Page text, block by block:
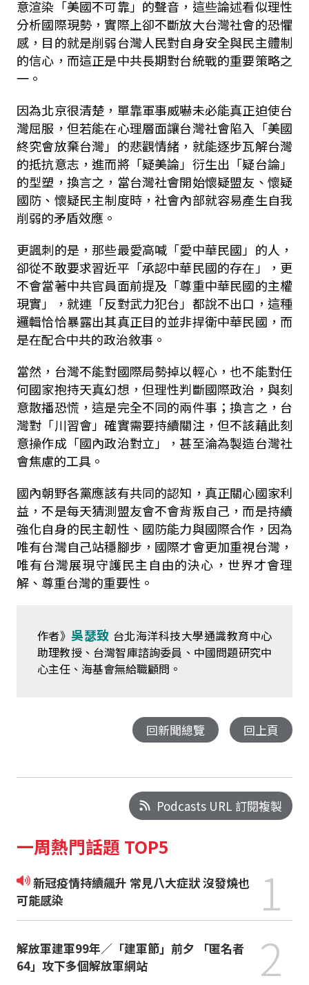
意渲染「美國不可靠」的聲音，這些論述看似理性
分析國際現勢，實際上卻不斷放大台灣社會的恐懼
感，目的就是削弱台灣人民對自身安全與民主體制
的信心，而這正是中共長期對台統戰的重要策略之
一。
因為北京很清楚，單靠軍事威嚇未必能真正迫使台
灣屈服，但若能在心理層面讓台灣社會陷入「美國
終究會放棄台灣」的悲觀情緒，就能逐步瓦解台灣
的抵抗意志，進而將「疑美論」衍生出「疑台論」
的型塑，換言之，當台灣社會開始懷疑盟友、懷疑
國防、懷疑民主制度時，社會內部就容易產生自我
削弱的矛盾效應。
更諷刺的是，那些最愛高喊「愛中華民國」的人，
卻從不敢要求習近平「承認中華民國的存在」，更
不會當著中共官員面前提及「尊重中華民國的主權
現實」，就連「反對武力犯台」都說不出口，這種
邏輯恰恰暴露出其真正目的並非捍衛中華民國，而
是在配合中共的政治敘事。
當然，台灣不能對國際局勢掉以輕心，也不能對任
何國家抱持天真幻想，但理性判斷國際政治，與刻
意散播恐慌，這是完全不同的兩件事；換言之，台
灣對「川習會」確實需要持續關注，但不該藉此刻
意操作成「國內政治對立」，甚至淪為製造台灣社
會焦慮的工具。
國內朝野各黨應該有共同的認知，真正關心國家利
益，不是每天猜測盟友會不會背叛自己，而是持續
強化自身的民主韌性、國防能力與國際合作，因為
唯有台灣自己站穩腳步，國際才會更加重視台灣，
唯有台灣展現守護民主自由的決心，世界才會理
解、尊重台灣的重要性。
作者》吳瑟致 台北海洋科技大學通識教育中心
助理教授、台灣智庫諮詢委員、中國問題研究中
心主任、海基會無給職顧問。
回新聞總覽 回上頁
Podcasts URL 訂閱複製
一周熱門話題 TOP5
新冠疫情持續飆升 常見八大症狀 沒發燒也
可能感染
1
解放軍建軍99年／「建軍節」前夕 「匿名者
64」攻下多個解放軍網站
2